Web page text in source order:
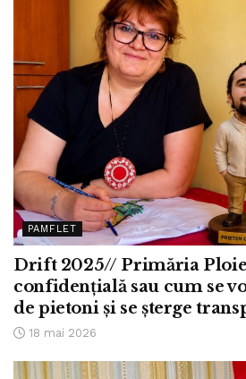
PAMFLET
Drift 2025// Primăria
confidențială sau cum se
de pietoni și se șterge
18 mai 2026